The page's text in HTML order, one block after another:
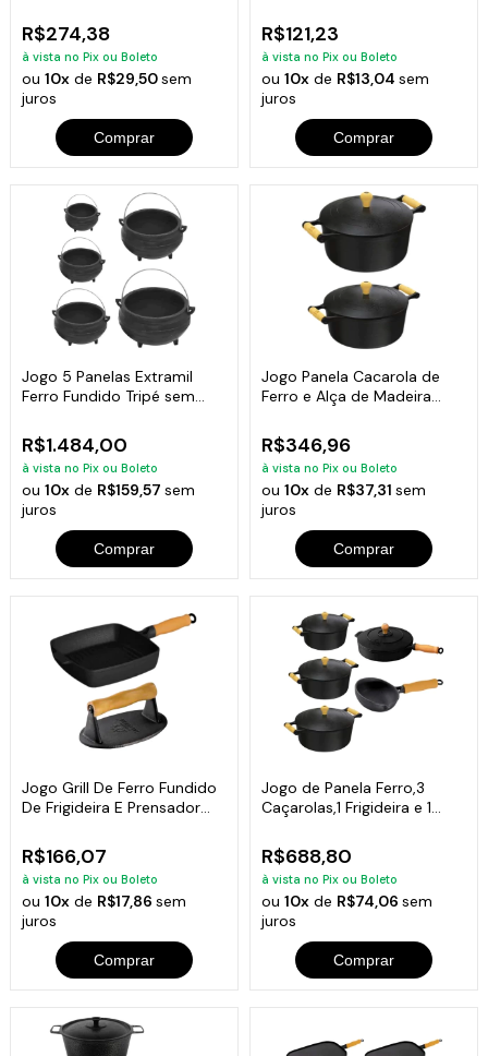
R$274,38
à vista no Pix ou Boleto
ou10x de R$29,50sem
juros
Comprar
R$121,23
à vista no Pix ou Boleto
ou 10xde R$13,04 sem
juros
Comprar
Jogo 5 Panelas Extramil
Ferro Fundido Tripé sem
R$1.484,00
à vista no Pix ou Boleto
ou10x de R$159,57sem
juros
Comprar
Jogo Panela Cacarola de
Ferro e Alça de Madeira
R$346,96
à vista no Pix ou Boleto
ou 10xde R$37,31 sem
juros
Comprar
Jogo Grill De Ferro Fundido
De Frigideira E Prensador
R$166,07
à vista no Pix ou Boleto
ou10x de R$17,86sem
juros
Comprar
Jogo de Panela Ferro,3
Caçarolas,1 Frigideira e 1
R$688,80
à vista no Pix ou Boleto
ou 10xde R$74,06 sem
juros
Comprar